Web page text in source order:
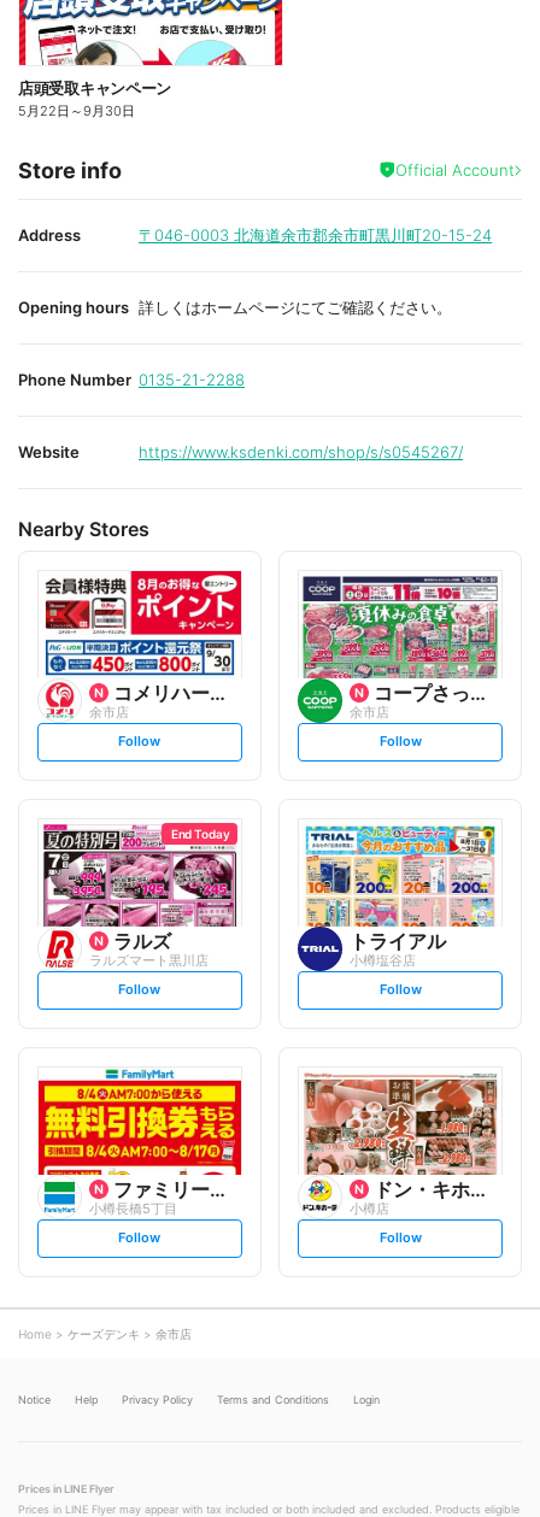
店頭受取キャンペーン
5月22日 ～9月30日
Store info Official Account
Address 〒046-0003 北海道余市郡余市町黒川町20-15-24
Opening hours 詳しくはホームページにてご確認ください。
Phone Number 0135-21-2288
Website https://www.ksdenki.com/shop/s/s0545267/
Nearby Stores
コメリハード&グリーン
余市店
s
t
o
w
Follow
コープさっぽろ
余市店
s
t
o
w
Follow
End Today
ラルズ
ラルズマート黒川店
s
t
l
o
w
Follow
トライアル
小樽塩谷店
s
t
o
w
Follow
ファミリーマート
小樽長橋5丁目
s
t
o
w
Follow
ドン・キホーテ/長崎屋
小樽店
s
t
Follow
Home ケーズデンキ 余市店
Notice Help Privacy Policy Terms and Conditions Login
Prices in LINE Flyer
Prices in LINE Flyer may appear with tax included or both included and excluded. Products eligible